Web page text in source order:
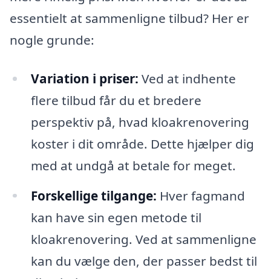
essentielt at sammenligne tilbud? Her er
nogle grunde:
Variation i priser: Ved at indhente
flere tilbud får du et bredere
perspektiv på, hvad kloakrenovering
koster i dit område. Dette hjælper dig
med at undgå at betale for meget.
Forskellige tilgange: Hver fagmand
kan have sin egen metode til
kloakrenovering. Ved at sammenligne
kan du vælge den, der passer bedst til